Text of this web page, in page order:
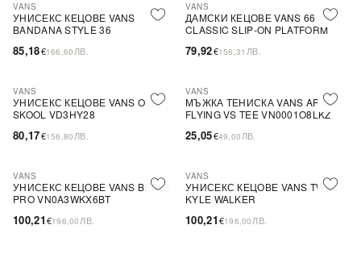
VANS
УНИСЕКС КЕЦОВЕ VANS
BANDANA STYLE 36
85,18€166,60 ЛВ.
VANS
ДАМСКИ КЕЦОВЕ VANS 66
CLASSIC SLIP-ON PLATFORM
79,92€156,31 ЛВ.
VANS
УНИСЕКС КЕЦОВЕ VANS OLD
SKOOL VD3HY28
80,17€156,80 ЛВ.
VANS
МЪЖКА ТЕНИСКА VANS AP M
FLYING VS TEE VN0001O8LKZ
25,05€49,00 ЛВ.
VANS
УНИСЕКС КЕЦОВЕ VANS BERLE
PRO VN0A3WKX6BT
100,21€196,00 ЛВ.
VANS
УНИСЕКС КЕЦОВЕ VANS TWILL
KYLE WALKER
100,21€196,00 ЛВ.